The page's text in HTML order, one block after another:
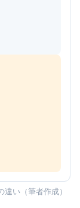
い（筆者作成）